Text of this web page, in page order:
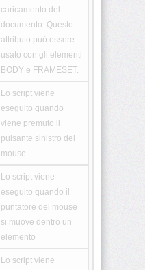
caricamento del
documento. Questo
attributo può essere
usato con gli elementi
BODY e FRAMESET.
Lo script viene
eseguito quando
viene premuto il
pulsante sinistro del
mouse
Lo script viene
eseguito quando il
puntatore del mouse
si muove dentro un
elemento
Lo script viene